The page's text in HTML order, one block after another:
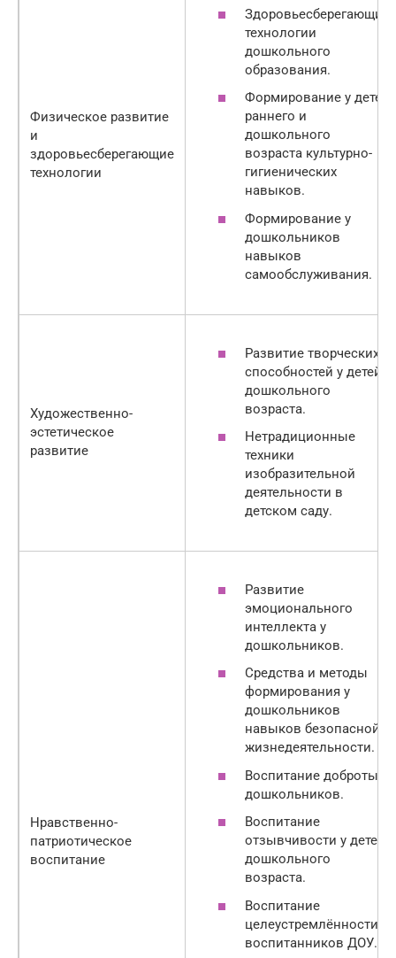
Физическое развитие
и
здоровьесберегающие
технологии
Здоровьесберегающие
технологии
дошкольного
образования.
Формирование у детей
раннего и
дошкольного
возраста культурно-
гигиенических
навыков.
Формирование у
дошкольников
навыков
самообслуживания.
Xудожественно-
эстетическое
развитие
Развитие творческих
способностей у детей
дошкольного
возраста.
Нетрадиционные
техники
изобразительной
деятельности в
детском саду.
Нравственно-
патриотическое
воспитание
Развитие
эмоционального
интеллекта у
дошкольников.
Средства и методы
формирования у
дошкольников
навыков безопасной
жизнедеятельности.
Воспитание доброты у
дошкольников.
Воспитание
отзывчивости у детей
дошкольного
возраста.
Воспитание
целеустремлённости у
воспитанников ДОУ.